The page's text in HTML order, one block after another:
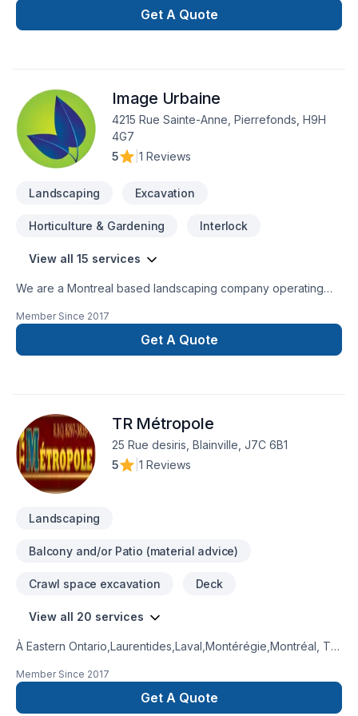
commercial.Chaque projet signé Nomistak est un gage de
qualité et de professionalisme! Contactez nous au 873-455-
Get A Quote
Image Urbaine
4215 Rue Sainte-Anne, Pierrefonds, H9H
4G7
5
1 Reviews
Landscaping Excavation
Horticulture & Gardening Interlock
View all 15 services
We are a Montreal based landscaping company operating
offer a modern approach to a traditional industry. Urban
Image, works closely with established and reputable
suppliers and contractors to offer the best service to its
to thank them for being apart of our journey.
Member Since 2017
Get A Quote
TR Métropole
25 Rue desiris, Blainville, J7C 6B1
5
1 Reviews
Landscaping
Balcony and/or Patio (material advice)
Crawl space excavation Deck
View all 20 services
À Eastern Ontario,Laurentides,Laval,Montérégie,Montréal, TR
grâce à une approche unique dans le domaine de Arbres et
haies, Béton, Clôture, Excavation, Excavation intérieur,
Horticulture, Irrigation, Muret, Patio, Pavage, Pavé uni,
Member Since 2017
Get A Quote